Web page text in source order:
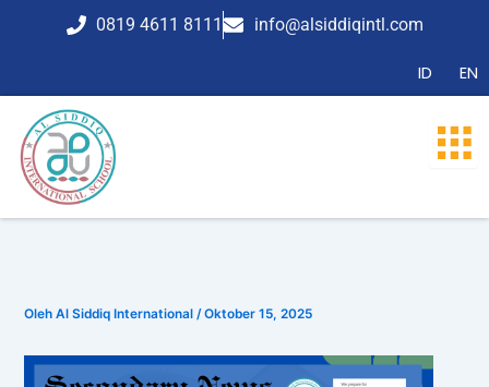
0819 4611 8111 info@alsiddiqintl.com
ID EN
OlehAl Siddiq International/Oktober 15, 2025